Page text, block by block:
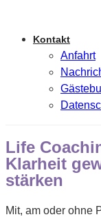
Kontakt
Anfahrt
Life
Klarheit
stärken
Mit, am oder ohne